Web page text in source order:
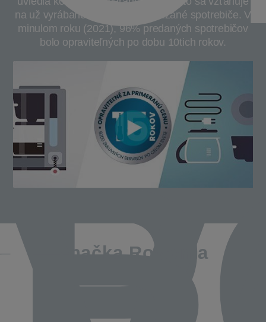
na už vyrábané a tiež novo uvádzané spotrebiče. V
minulom roku (2021), 96% predaných spotrebičov
bolo opraviteľných po dobu 10tich rokov.
Značka Rowenta